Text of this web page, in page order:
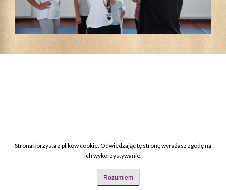
Strona korzysta z plików cookie. Odwiedzając tę stronę wyrażasz zgodę na
ich wykorzystywanie.
Rozumiem